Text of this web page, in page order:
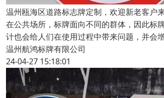
温州瓯海区道路标志牌定制，欢迎新老客户
在公共场所，标牌面向不同的群体，因此标
计也会给人们在使用过程中带来问题，并会
温州航鸿标牌有限公司
24-04-27 15:18:01